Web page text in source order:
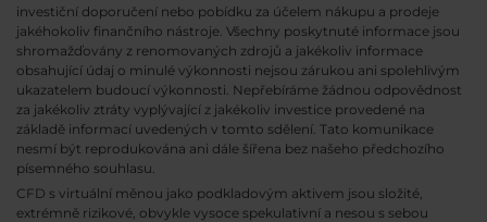
investiční doporučení nebo pobídku za účelem nákupu a prodeje
jakéhokoliv finančního nástroje. Všechny poskytnuté informace jsou
shromažďovány z renomovaných zdrojů a jakékoliv informace
obsahující údaj o minulé výkonnosti nejsou zárukou ani spolehlivým
ukazatelem budoucí výkonnosti. Nepřebíráme žádnou odpovědnost
za jakékoliv ztráty vyplývající z jakékoliv investice provedené na
základě informací uvedených v tomto sdělení. Tato komunikace
nesmí být reprodukována ani dále šířena bez našeho předchozího
písemného souhlasu.
CFD s virtuální měnou jako podkladovým aktivem jsou složité,
extrémně rizikové, obvykle vysoce spekulativní a nesou s sebou